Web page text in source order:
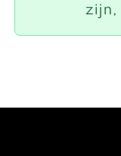
zijn,